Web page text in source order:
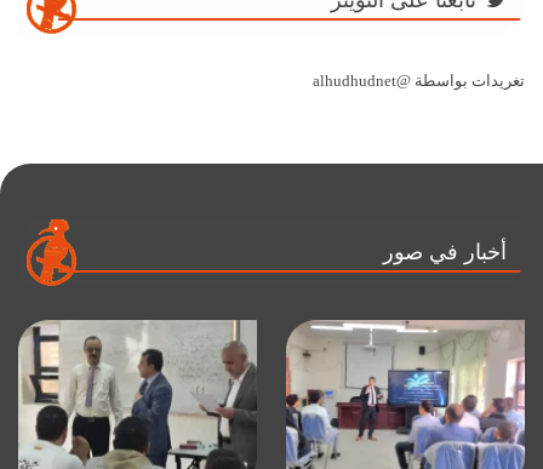
تغريدات بواسطة @alhudhudnet
أخبار في صور